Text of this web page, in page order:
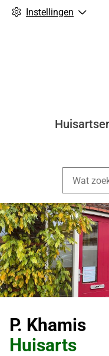
Instellingen
P. Khamis
Huisarts